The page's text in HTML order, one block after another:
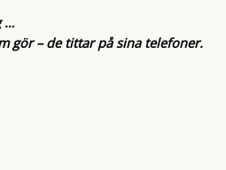
…
gör – de tittar på sina telefoner.